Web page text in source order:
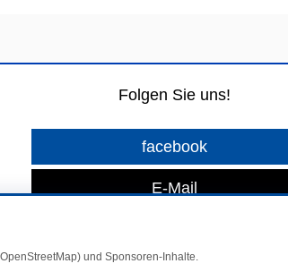
Folgen Sie uns!
facebook
E-Mail
und Sponsoren-Inhalte.